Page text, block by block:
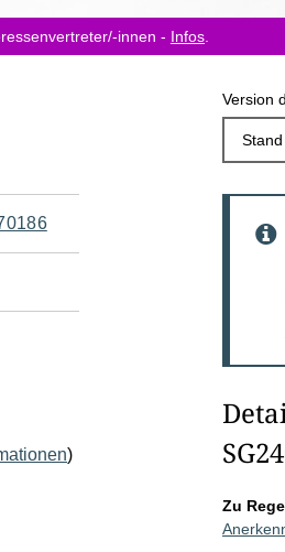
innen - Infos
Version
)
Zu